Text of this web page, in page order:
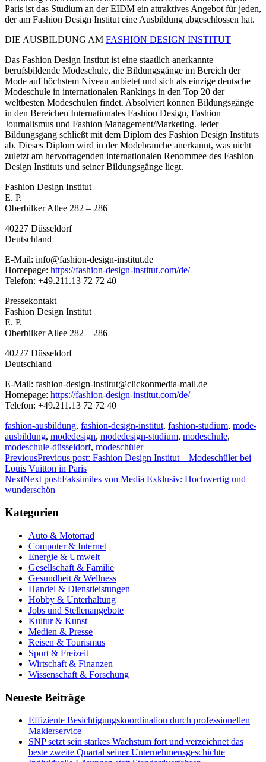
Paris ist das Studium an der EIDM ein attraktives Angebot für jeden,
der am Fashion Design Institut eine Ausbildung abgeschlossen hat.
DIE AUSBILDUNG AM FASHION DESIGN INSTITUT
Das Fashion Design Institut ist eine staatlich anerkannte
berufsbildende Modeschule, die Bildungsgänge im Bereich der
Mode auf höchstem Niveau anbietet und sich als einzige deutsche
Modeschule in internationalen Rankings in den Top 20 der
weltbesten Modeschulen findet. Absolviert können Bildungsgänge
in den Bereichen Internationales Fashion Design, Fashion
Journalismus und Fashion Management/Marketing. Jeder
Bildungsgang schließt mit dem Diplom des Fashion Design Instituts
ab. Dieses Diplom wird in der Modebranche anerkannt, was nicht
zuletzt am hervorragenden internationalen Renommee des Fashion
Design Instituts und seiner Bildungsgänge liegt.
Fashion Design Institut
E. P.
Oberbilker Allee 282 – 286
40227 Düsseldorf
Deutschland
E-Mail: info@fashion-design-institut.de
Homepage: https://fashion-design-institut.com/de/
Telefon: +49.211.13 72 72 40
Pressekontakt
Fashion Design Institut
E. P.
Oberbilker Allee 282 – 286
40227 Düsseldorf
Deutschland
E-Mail: fashion-design-institut@clickonmedia-mail.de
Homepage: https://fashion-design-institut.com/de/
Telefon: +49.211.13 72 72 40
fashion-ausbildung, fashion-design-institut, fashion-studium, mode-
ausbildung, modedesign, modedesign-studium, modeschule,
modeschule-düsseldorf, modeschüler
PreviousPrevious post: Fashion Design Institut – Modeschüler bei
Louis Vuitton in Paris
NextNext post:Faksimiles von Media Exklusiv: Hochwertig und
wunderschön
Kategorien
Auto & Motorrad
Computer & Internet
Energie & Umwelt
Gesellschaft & Familie
Gesundheit & Wellness
Handel & Dienstleistungen
Hobby & Unterhaltung
Jobs und Stellenangebote
Kultur & Kunst
Medien & Presse
Reisen & Tourismus
Sport & Freizeit
Wirtschaft & Finanzen
Wissenschaft & Forschung
Neueste Beiträge
Effiziente Besichtigungskoordination durch professionellen
Maklerservice
SNP setzt sein starkes Wachstum fort und verzeichnet das
beste zweite Quartal seiner Unternehmensgeschichte